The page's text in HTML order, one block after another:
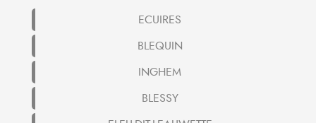
ECUIRES
BLEQUIN
INGHEM
BLESSY